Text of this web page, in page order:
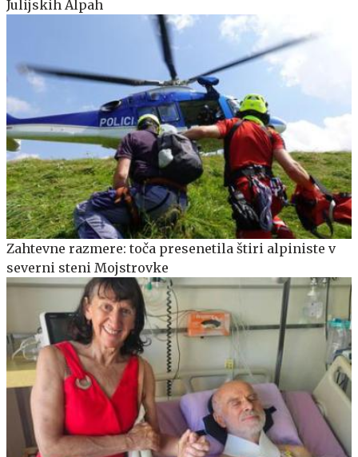
Julijskih Alpah
Zahtevne razmere: toča presenetila štiri alpiniste v
severni steni Mojstrovke